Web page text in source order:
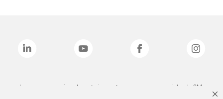
Las marcas mencionadas anteriormente son marcas comerciales de 3M.